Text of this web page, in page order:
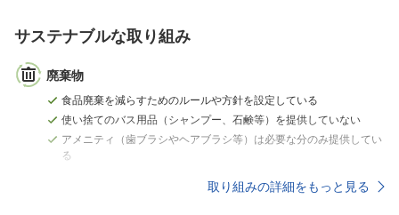
サステナブルな取り組み
廃棄物
食品廃棄を減らすためのルールや方針を設定している
使い捨てのバス用品（シャンプー、石鹸等）を提供していない
アメニティ（歯ブラシやヘアブラシ等）は必要な分のみ提供してい
る
取り組みの詳細をもっと見る